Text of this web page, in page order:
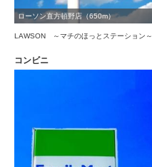
ローソン直方頓野店（650m）
LAWSON ～マチのほっとステーション～
コンビニ